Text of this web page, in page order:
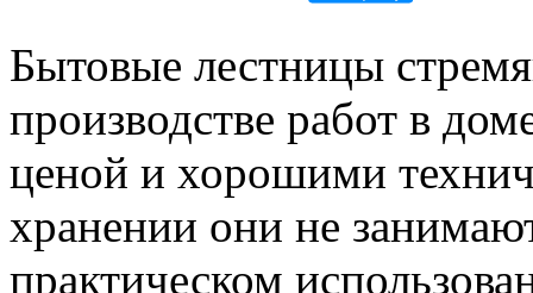
Бытовые лестницы
производстве работ в
ценой и хорошими
хранении они не
практическом